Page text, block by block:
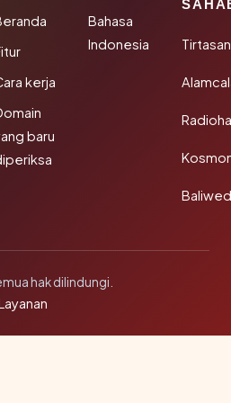
kerja
baru
Bahasa
Indonesia
hak dilindungi.